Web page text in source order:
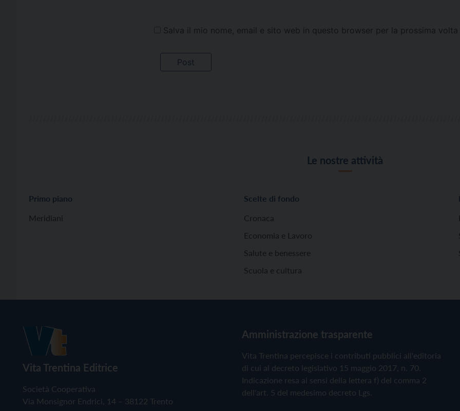
Salva il mio nome, email e sito web in questo browser per la prossima
Le nostre attività
Primo piano
Meridiani
Scelte di fondo
Cronaca
Economia e Lavoro
Salute e benessere
Scuola e cultura
Vita Trentina Editrice
Società Cooperativa
Via Monsignor Endrici, 14 – 38122 Trento
Amministrazione trasparente
Vita Trentina percepisce i contributi pubblici all'editoria
di cui al decreto legislativo 15 maggio 2017, n. 70.
Indicazione resa ai sensi della lettera f) del comma 2
dell'art. 5 del medesimo decreto Lgs.